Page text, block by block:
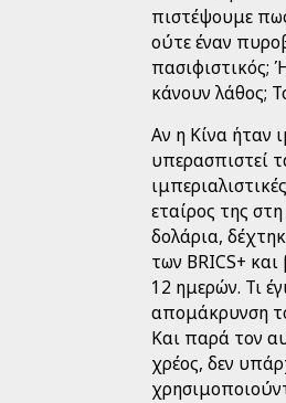
πιστέψουμε
ούτε έναν
πασιφιστικός;
κάνουν λάθος;
Αν η Κίνα ήταν
υπερασπιστεί
εταίρος της
δολάρια,
των BRICS+
12 ημερών. Τι
απομάκρυνση
Και παρά τον
χρέος, δεν